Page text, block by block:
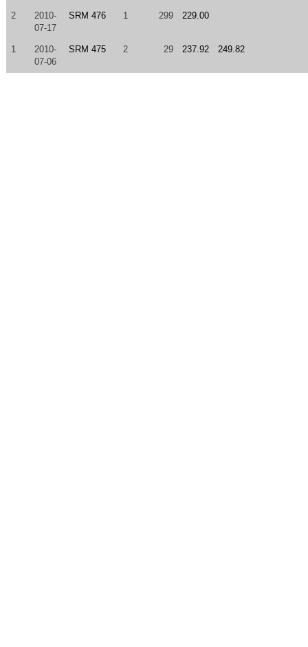
2
2010-
07-17
SRM 476 1 299 229.00
1
2010-
07-06
SRM 475 2 29 237.92 249.82